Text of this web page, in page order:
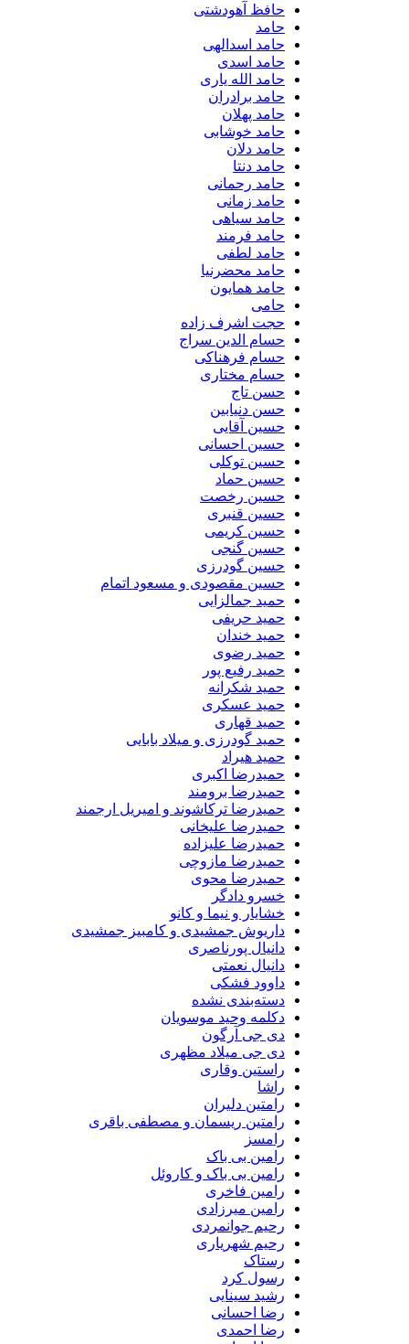
حافظ آهودشتی
حامد
حامد اسدالهی
حامد اسدی
حامد الله یاری
حامد برادران
حامد پهلان
حامد خوشابی
حامد دلان
حامد دنتا
حامد رحمانی
حامد زمانی
حامد سیاهی
حامد فرمند
حامد لطفی
حامد محضرنیا
حامد همایون
حامی
حجت اشرف زاده
حسام الدین سراج
حسام فرهناکی
حسام مختاری
حسن تاج
حسن دنیابین
حسین آقایی
حسین احسانی
حسین توکلی
حسین حماد
حسین رخصت
حسین قنبری
حسین کریمی
حسین گنجی
حسین گودرزی
حسین مقصودی و مسعود اتمام
حمید جمالزایی
حمید حریفی
حمید خندان
حمید رضوی
حمید رفیع پور
حمید شکرانه
حمید عسکری
حمید قهاری
حمید گودرزی و میلاد بابایی
حمید هیراد
حمیدرضا اکبری
حمیدرضا برومند
حمیدرضا ترکاشوند و امیریل ارجمند
حمیدرضا علیخانی
حمیدرضا علیزاده
حمیدرضا مازوچی
حمیدرضا محوی
خسرو دادگر
خشایار و نیما و کانو
داریوش جمشیدی و کامبیز جمشیدی
دانیال پورناصری
دانیال نعمتی
داوود فشکی
دسته‌بندی نشده
دکلمه وحید موسویان
دی جی آرگون
دی جی میلاد مظهری
راستین وقاری
راشا
رامتین دلیران
رامتین ریسمان و مصطفی باقری
رامسز
رامین بی باک
رامین بی باک و کاروئل
رامین فاخری
رامین میرزادی
رحیم جوانمردی
رحیم شهریاری
رستاک
رسول کرد
رشید سینایی
رضا احسانی
رضا احمدی